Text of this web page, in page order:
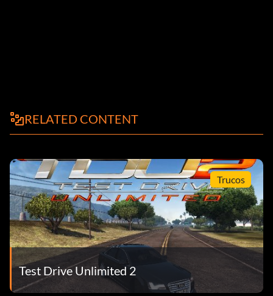
RELATED CONTENT
Trucos
Test Drive Unlimited 2